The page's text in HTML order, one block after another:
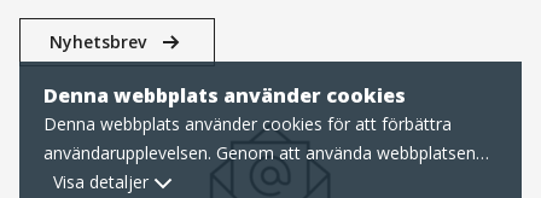
Denna webbplats använder cookies
Denna webbplats använder cookies för att förbättra
användarupplevelsen. Genom att använda webbplatsen
samtycker du till nödvändiga cookies, läs mer nedan om
Visa detaljer
Nyhetsbrev